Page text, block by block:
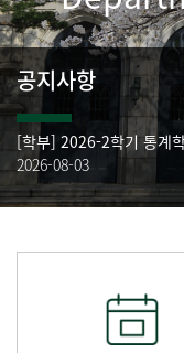
공지사항
2026-08-03